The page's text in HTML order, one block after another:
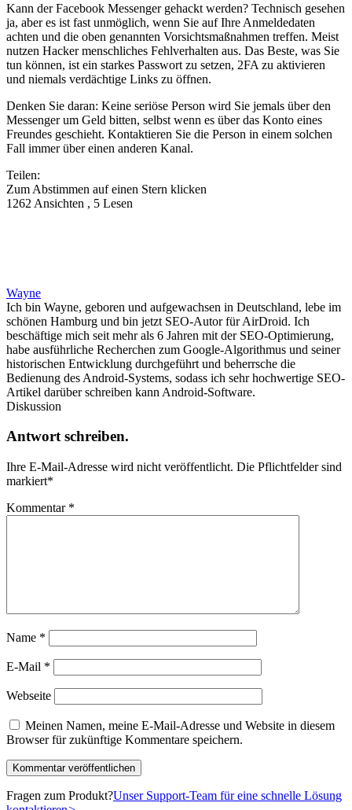
Kann der Facebook Messenger gehackt werden? Technisch gesehen
ja, aber es ist fast unmöglich, wenn Sie auf Ihre Anmeldedaten
achten und die oben genannten Vorsichtsmaßnahmen treffen. Meist
nutzen Hacker menschliches Fehlverhalten aus. Das Beste, was Sie
tun können, ist ein starkes Passwort zu setzen, 2FA zu aktivieren
und niemals verdächtige Links zu öffnen.
Denken Sie daran: Keine seriöse Person wird Sie jemals über den
Messenger um Geld bitten, selbst wenn es über das Konto eines
Freundes geschieht. Kontaktieren Sie die Person in einem solchen
Fall immer über einen anderen Kanal.
Teilen:
Zum Abstimmen auf einen Stern klicken
1262 Ansichten , 5 Lesen
Wayne
Ich bin Wayne, geboren und aufgewachsen in Deutschland, lebe im
schönen Hamburg und bin jetzt SEO-Autor für AirDroid. Ich
beschäftige mich seit mehr als 6 Jahren mit der SEO-Optimierung,
habe ausführliche Recherchen zum Google-Algorithmus und seiner
historischen Entwicklung durchgeführt und beherrsche die
Bedienung des Android-Systems, sodass ich sehr hochwertige SEO-
Artikel darüber schreiben kann Android-Software.
Diskussion
Antwort schreiben.
Ihre E-Mail-Adresse wird nicht veröffentlicht. Die Pflichtfelder sind
markiert*
Kommentar *
Name *
E-Mail *
Webseite
Meinen Namen, meine E-Mail-Adresse und Website in diesem
Browser für zukünftige Kommentare speichern.
Fragen zum Produkt?Unser Support-Team für eine schnelle Lösung